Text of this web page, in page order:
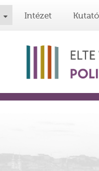
Intézet